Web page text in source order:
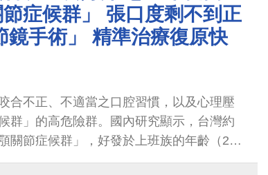
症候群」 張口度剩不到正
鏡手術」 精準治療復原快
合不正、不適當之口腔習慣，以及心理壓
群」的高危險群。國內研究顯示，台灣約
關節症候群」，好發於上班族的年齡（20-
許多人可能不知道自己正在受其困擾。